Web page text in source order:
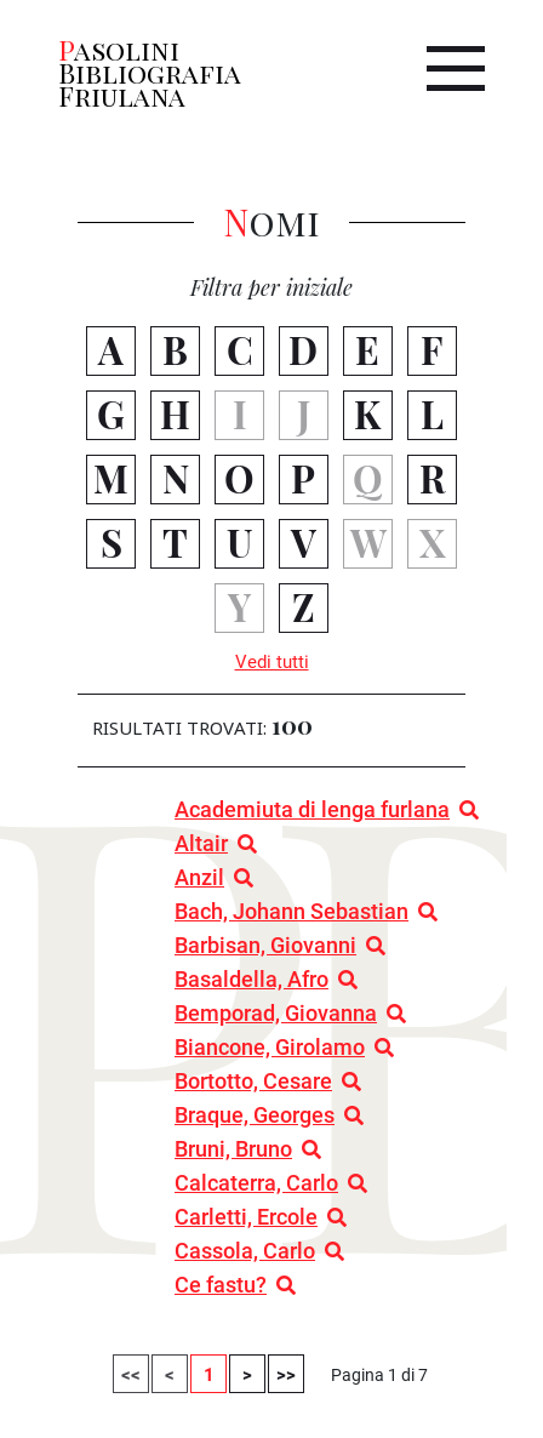
Pasolini
Bibliografia
Friulana
Nomi
Filtra per iniziale
A B C D E
F
G
H I J K
L
M
N O P Q
R
S
T U V W
X
Y
Z
Vedi tutti
RISULTATI TROVATI: 100
Academiuta di lenga furlana
Altair
Anzil
Bach, Johann Sebastian
Barbisan, Giovanni
Basaldella, Afro
Bemporad, Giovanna
Biancone, Girolamo
Bortotto, Cesare
Braque, Georges
Bruni, Bruno
Calcaterra, Carlo
Carletti, Ercole
Cassola, Carlo
Ce fastu?
<< < 1 > >> Pagina 1 di 7